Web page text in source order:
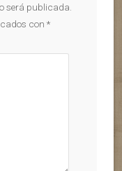
será publicada.
con *